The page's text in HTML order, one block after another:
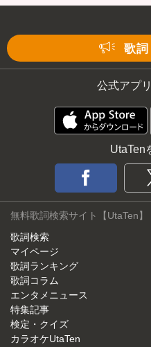
歌詞
公式アプ
UtaTen
無料歌詞検索サイト【UtaTen】
歌詞検索
マイページ
歌詞ランキング
歌詞コラム
エンタメニュース
特集記事
検定・クイズ
カラオケUtaTen